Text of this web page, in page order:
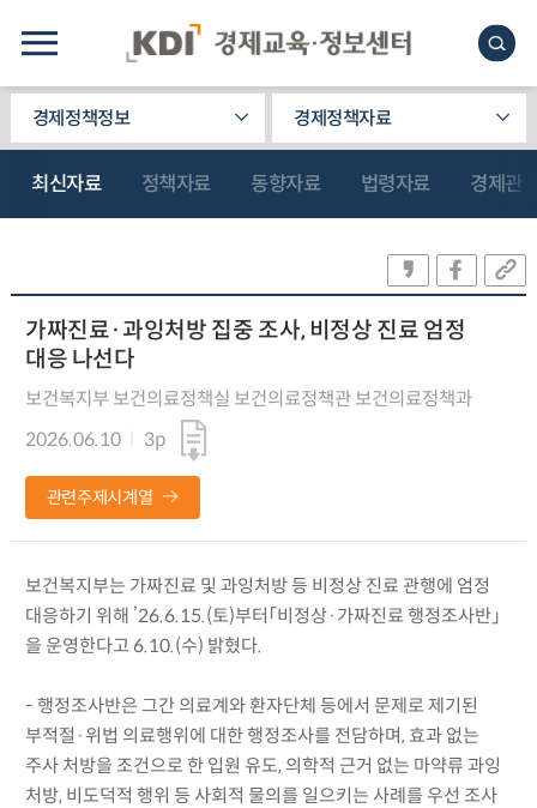
경제정책정보 경제정책자료
최신자료 정책자료 동향자료 법령자료 경제관
가짜진료·과잉처방 집중 조사, 비정상 진료 엄정
대응 나선다
보건복지부 보건의료정책실 보건의료정책관 보건의료정책과
2026.06.10
3p
관련주제시계열
보건복지부는 가짜진료 및 과잉처방 등 비정상 진료 관행에 엄정
대응하기 위해 ’26.6.15.(토)부터「비정상·가짜진료 행정조사반」
을 운영한다고 6.10.(수) 밝혔다.
- 행정조사반은 그간 의료계와 환자단체 등에서 문제로 제기된
부적절·위법 의료행위에 대한 행정조사를 전담하며, 효과 없는
주사 처방을 조건으로 한 입원 유도, 의학적 근거 없는 마약류 과잉
처방, 비도덕적 행위 등 사회적 물의를 일으키는 사례를 우선 조사